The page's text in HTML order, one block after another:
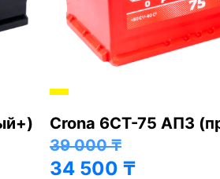
Хорошо
Next Asia 6СТ-75
(85D26L, правый+)
41 000₸